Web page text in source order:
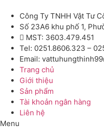
Công Ty TNHH Vật Tư
Số 23A6 khu phố 1,
MST: 3603.479.451
Tel: 0251.8606.323 –
Email:
Trang chủ
Giới thiệu
Sản phẩm
Tài khoản ngân hàng
Liên hệ
Menu